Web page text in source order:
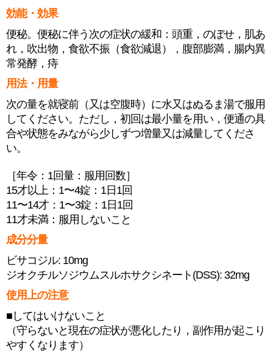
効能・効果
便秘。便秘に伴う次の症状の緩和：頭重，のぼせ，肌あ
れ，吹出物，食欲不振（食欲減退），腹部膨満，腸内異
常発酵，痔
用法・用量
次の量を就寝前（又は空腹時）に水又はぬるま湯で服用
してください。ただし，初回は最小量を用い，便通の具
合や状態をみながら少しずつ増量又は減量してくださ
い。
［年令：1回量：服用回数］
15才以上：1〜4錠：1日1回
11〜14才：1〜3錠：1日1回
11才未満：服用しないこと
成分分量
ビサコジル: 10mg
ジオクチルソジウムスルホサクシネート(DSS): 32mg
使用上の注意
■してはいけないこと
（守らないと現在の症状が悪化したり，副作用が起こり
やすくなります）